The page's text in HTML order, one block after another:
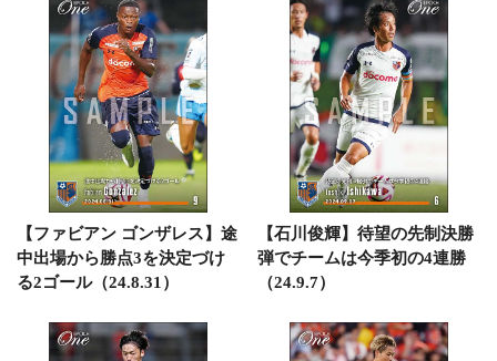
【ファビアン ゴンザレス】途
中出場から勝点3を決定づけ
る2ゴール（24.8.31）
【石川俊輝】待望の先制決勝
弾でチームは今季初の4連勝
（24.9.7）